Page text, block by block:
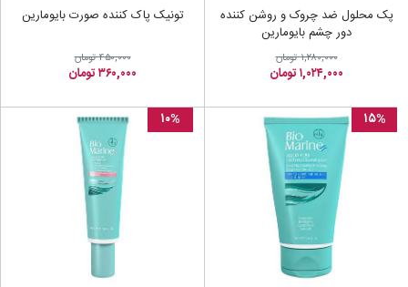
پک محلول ضد چروک و روشن کننده
دور چشم بایومارین
۱,۲۸۰,۰۰۰ تومان
۱,۰۲۴,۰۰۰ تومان
تونیک پاک کننده صورت بایومارین
۴۵۰,۰۰۰ تومان
۳۶۰,۰۰۰ تومان
۱۵% ۱۰%